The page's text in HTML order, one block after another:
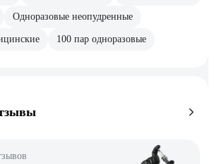
Одноразовые неопудренные
100 пар одноразовые